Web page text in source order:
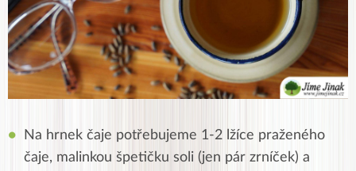
Na hrnek čaje potřebujeme 1-2 lžíce praženého
čaje, malinkou špetičku soli (jen pár zrníček) a